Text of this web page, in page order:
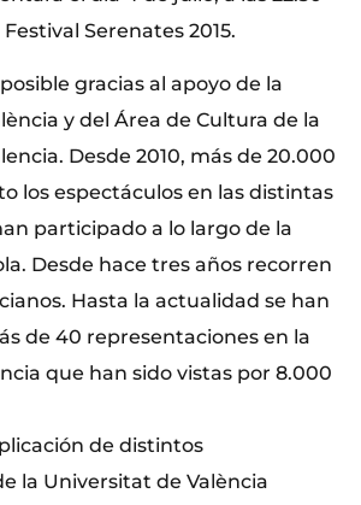
Serenates 2015.
gracias al apoyo de la
y del Área de Cultura de la
Desde 2010, más de 20.000
los espectáculos en las distintas
participado a lo largo de la
Desde hace tres años recorren
Hasta la actualidad se han
de 40 representaciones en la
que han sido vistas por 8.000
de distintos
la Universitat de València